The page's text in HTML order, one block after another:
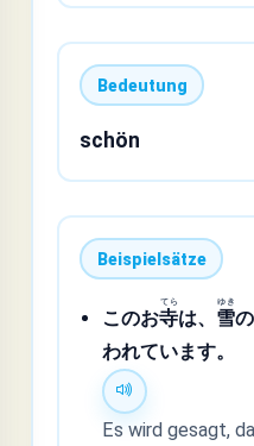
Bedeutung
schön
Beispielsätze
このお寺
てら
は、 雪
ゆき
の
われています。
Es wird gesagt,